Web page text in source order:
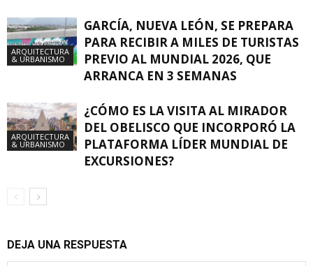
ARQUITECTURA
& URBANISMO
GARCÍA, NUEVA LEÓN, SE PREPARA
PARA RECIBIR A MILES DE TURISTAS
PREVIO AL MUNDIAL 2026, QUE
ARRANCA EN 3 SEMANAS
ARQUITECTURA
& URBANISMO
¿CÓMO ES LA VISITA AL MIRADOR
DEL OBELISCO QUE INCORPORÓ LA
PLATAFORMA LÍDER MUNDIAL DE
EXCURSIONES?
DEJA UNA RESPUESTA